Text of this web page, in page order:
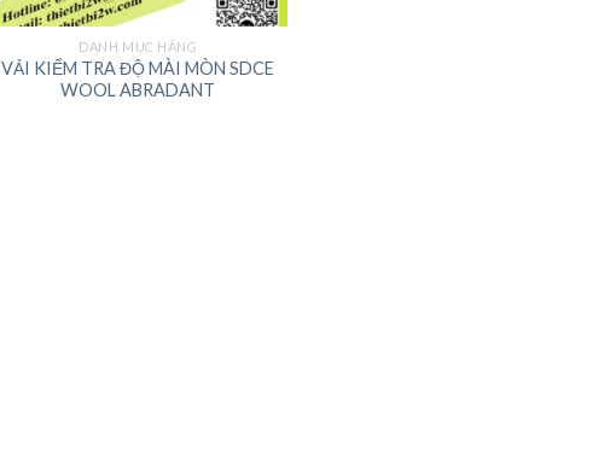
DANH MỤC HÃNG
VẢI KIỂM TRA ĐỘ MÀI MÒN SDCE
WOOL ABRADANT